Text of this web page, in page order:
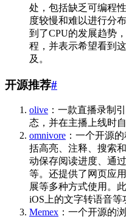
处，包括缺乏可编程
度较慢和难以进行分
到了CPU的发展趋势
程，并表示希望看到
及。
开源推荐#
olive ：一款直播录制
态，并在主播上线时
omnivore ：一个开源
括高亮、注释、搜索
动保存阅读进度、通
等。还提供了网页应
展等多种方式使用。
iOS上的文字转语音等
Memex ：一个开源的